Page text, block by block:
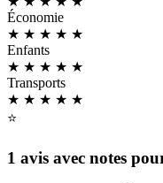
Économie
★ ★ ★ ★ ★
Enfants
★ ★ ★ ★ ★
Transports
★ ★ ★ ★ ★
⭐
1 avis avec notes